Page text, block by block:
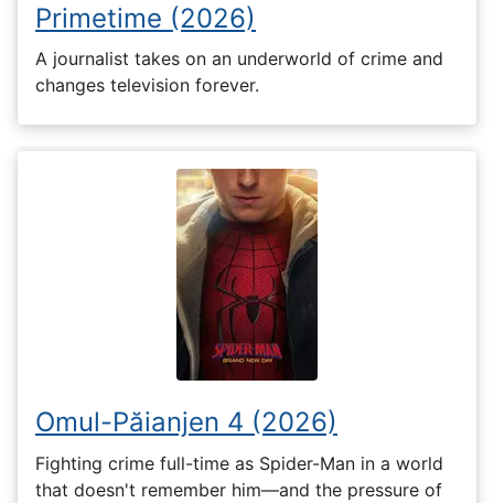
Primetime (2026)
A journalist takes on an underworld of crime and
changes television forever.
Omul-Păianjen 4 (2026)
Fighting crime full-time as Spider-Man in a world
that doesn't remember him—and the pressure of